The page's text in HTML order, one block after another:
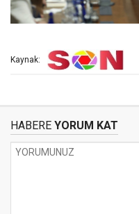
Kaynak:
HABERE YORUM KAT